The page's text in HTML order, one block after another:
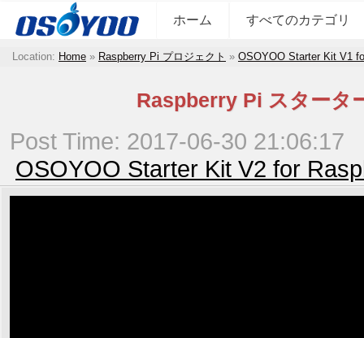
ホーム すべてのカテゴリ
Location: Home » Raspberry Pi プロジェクト » OSOYOO Starter Kit V1
Raspberry Pi スタータ
Post Time: 2017-06-30 21:06:17
OSOYOO Starter Kit V2 for